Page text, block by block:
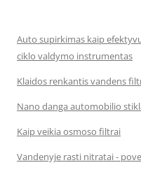
Auto supirkimas kaip
ciklo valdymo instrumentas
Klaidos renkantis vandens
Nano danga automobilio
Kaip veikia osmoso filtrai
Vandenyje rasti nitratai -